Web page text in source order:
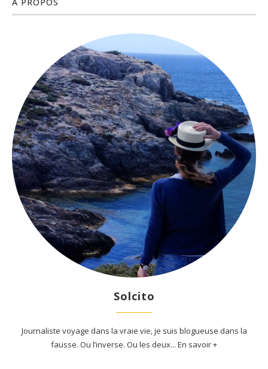
À PROPOS
Solcito
Journaliste voyage dans la vraie vie, je suis blogueuse dans la
fausse. Ou l’inverse. Ou les deux... En savoir +